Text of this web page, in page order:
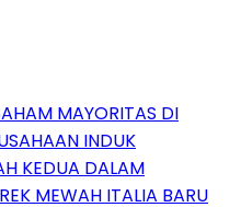
MAYORITAS DI
INDUK
KEDUA DALAM
MEWAH ITALIA BARU